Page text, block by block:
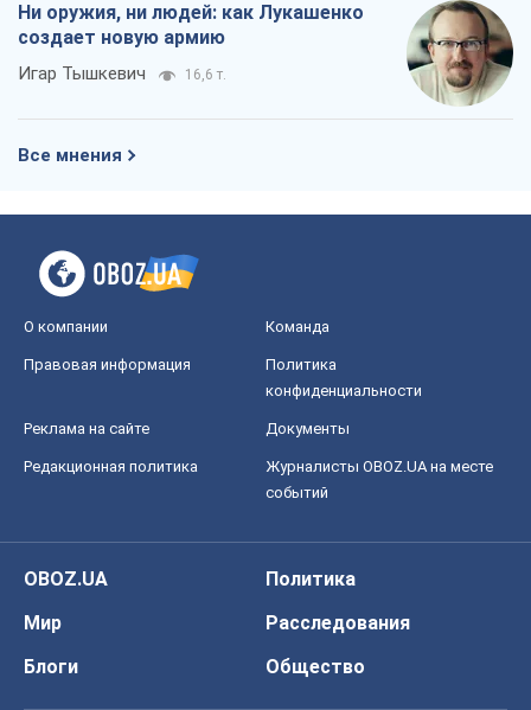
Ни оружия, ни людей: как Лукашенко
создает новую армию
Игар Тышкевич 16,6 т.
Все мнения
О компании Команда
Правовая информация
Политика
конфиденциальности
Реклама на сайте Документы
Редакционная политика
Журналисты OBOZ.UA на месте
событий
OBOZ.UA
Политика
Мир
Расследования
Блоги
Общество